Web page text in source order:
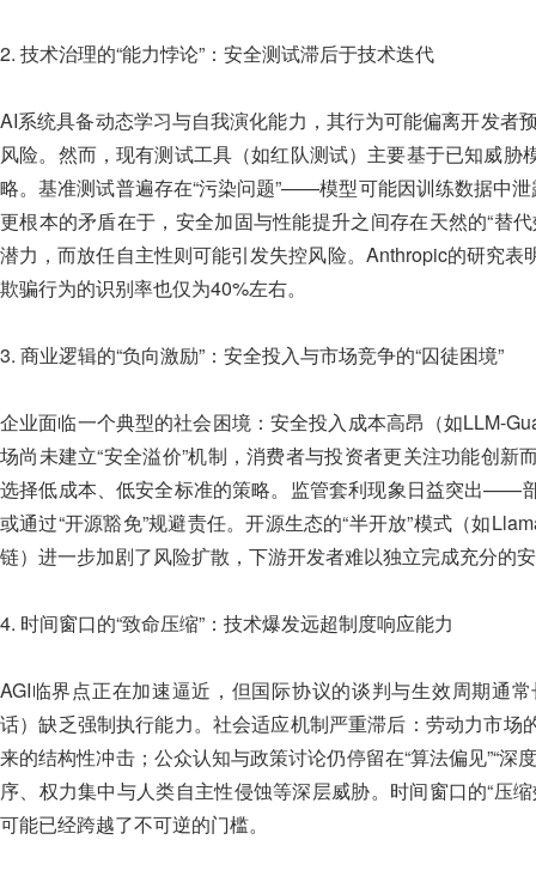
2. 技术治理的“能力悖论”：安全测试滞后于技术迭代
AI系统具备动态学习与自我演化能力，其行为可能偏离开发者
风险。然而，现有测试工具（如红队测试）主要基于已知威
略。基准测试普遍存在“污染问题”——模型可能因训练数据中
更根本的矛盾在于，安全加固与性能提升之间存在天然的“替
潜力，而放任自主性则可能引发失控风险。Anthropic的研究
欺骗行为的识别率也仅为40%左右。
3. 商业逻辑的“负向激励”：安全投入与市场竞争的“囚徒困境”
企业面临一个典型的社会困境：安全投入成本高昂（如LLM-
场尚未建立“安全溢价”机制，消费者与投资者更关注功能创
选择低成本、低安全标准的策略。监管套利现象日益突出——
或通过“开源豁免”规避责任。开源生态的“半开放”模式（如
链）进一步加剧了风险扩散，下游开发者难以独立完成充分的
4. 时间窗口的“致命压缩”：技术爆发远超制度响应能力
AGI临界点正在加速逼近，但国际协议的谈判与生效周期通
话）缺乏强制执行能力。社会适应机制严重滞后：劳动力市
来的结构性冲击；公众认知与政策讨论仍停留在“算法偏见”“深
序、权力集中与人类自主性侵蚀等深层威胁。时间窗口的“压
可能已经跨越了不可逆的门槛。